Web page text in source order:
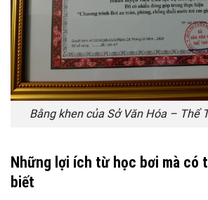
Bằng khen của Sở Văn Hóa – Thể
Những lợi ích từ học bơi mà có
biết